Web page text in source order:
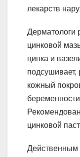
лекарств
Дерматологи
цинковой
цинка и
подсушивает,
кожный
цинковой
Действенным